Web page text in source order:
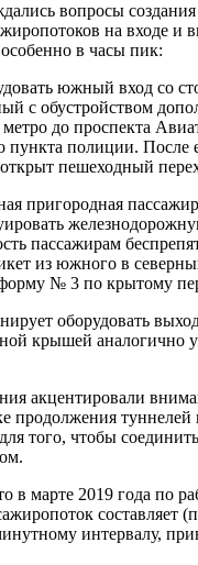
вопросы
на входе и
в часы пик:
южный вход со
с обустройством
до проспекта
пункта полиции. После
открыт пешеходный
пригородная
пассажирам
из южного в
№ 3 по крытому
оборудовать
крышей аналогично
акцентировали
продолжения туннелей
того, чтобы
в марте 2019 года по
составляет
интервалу,